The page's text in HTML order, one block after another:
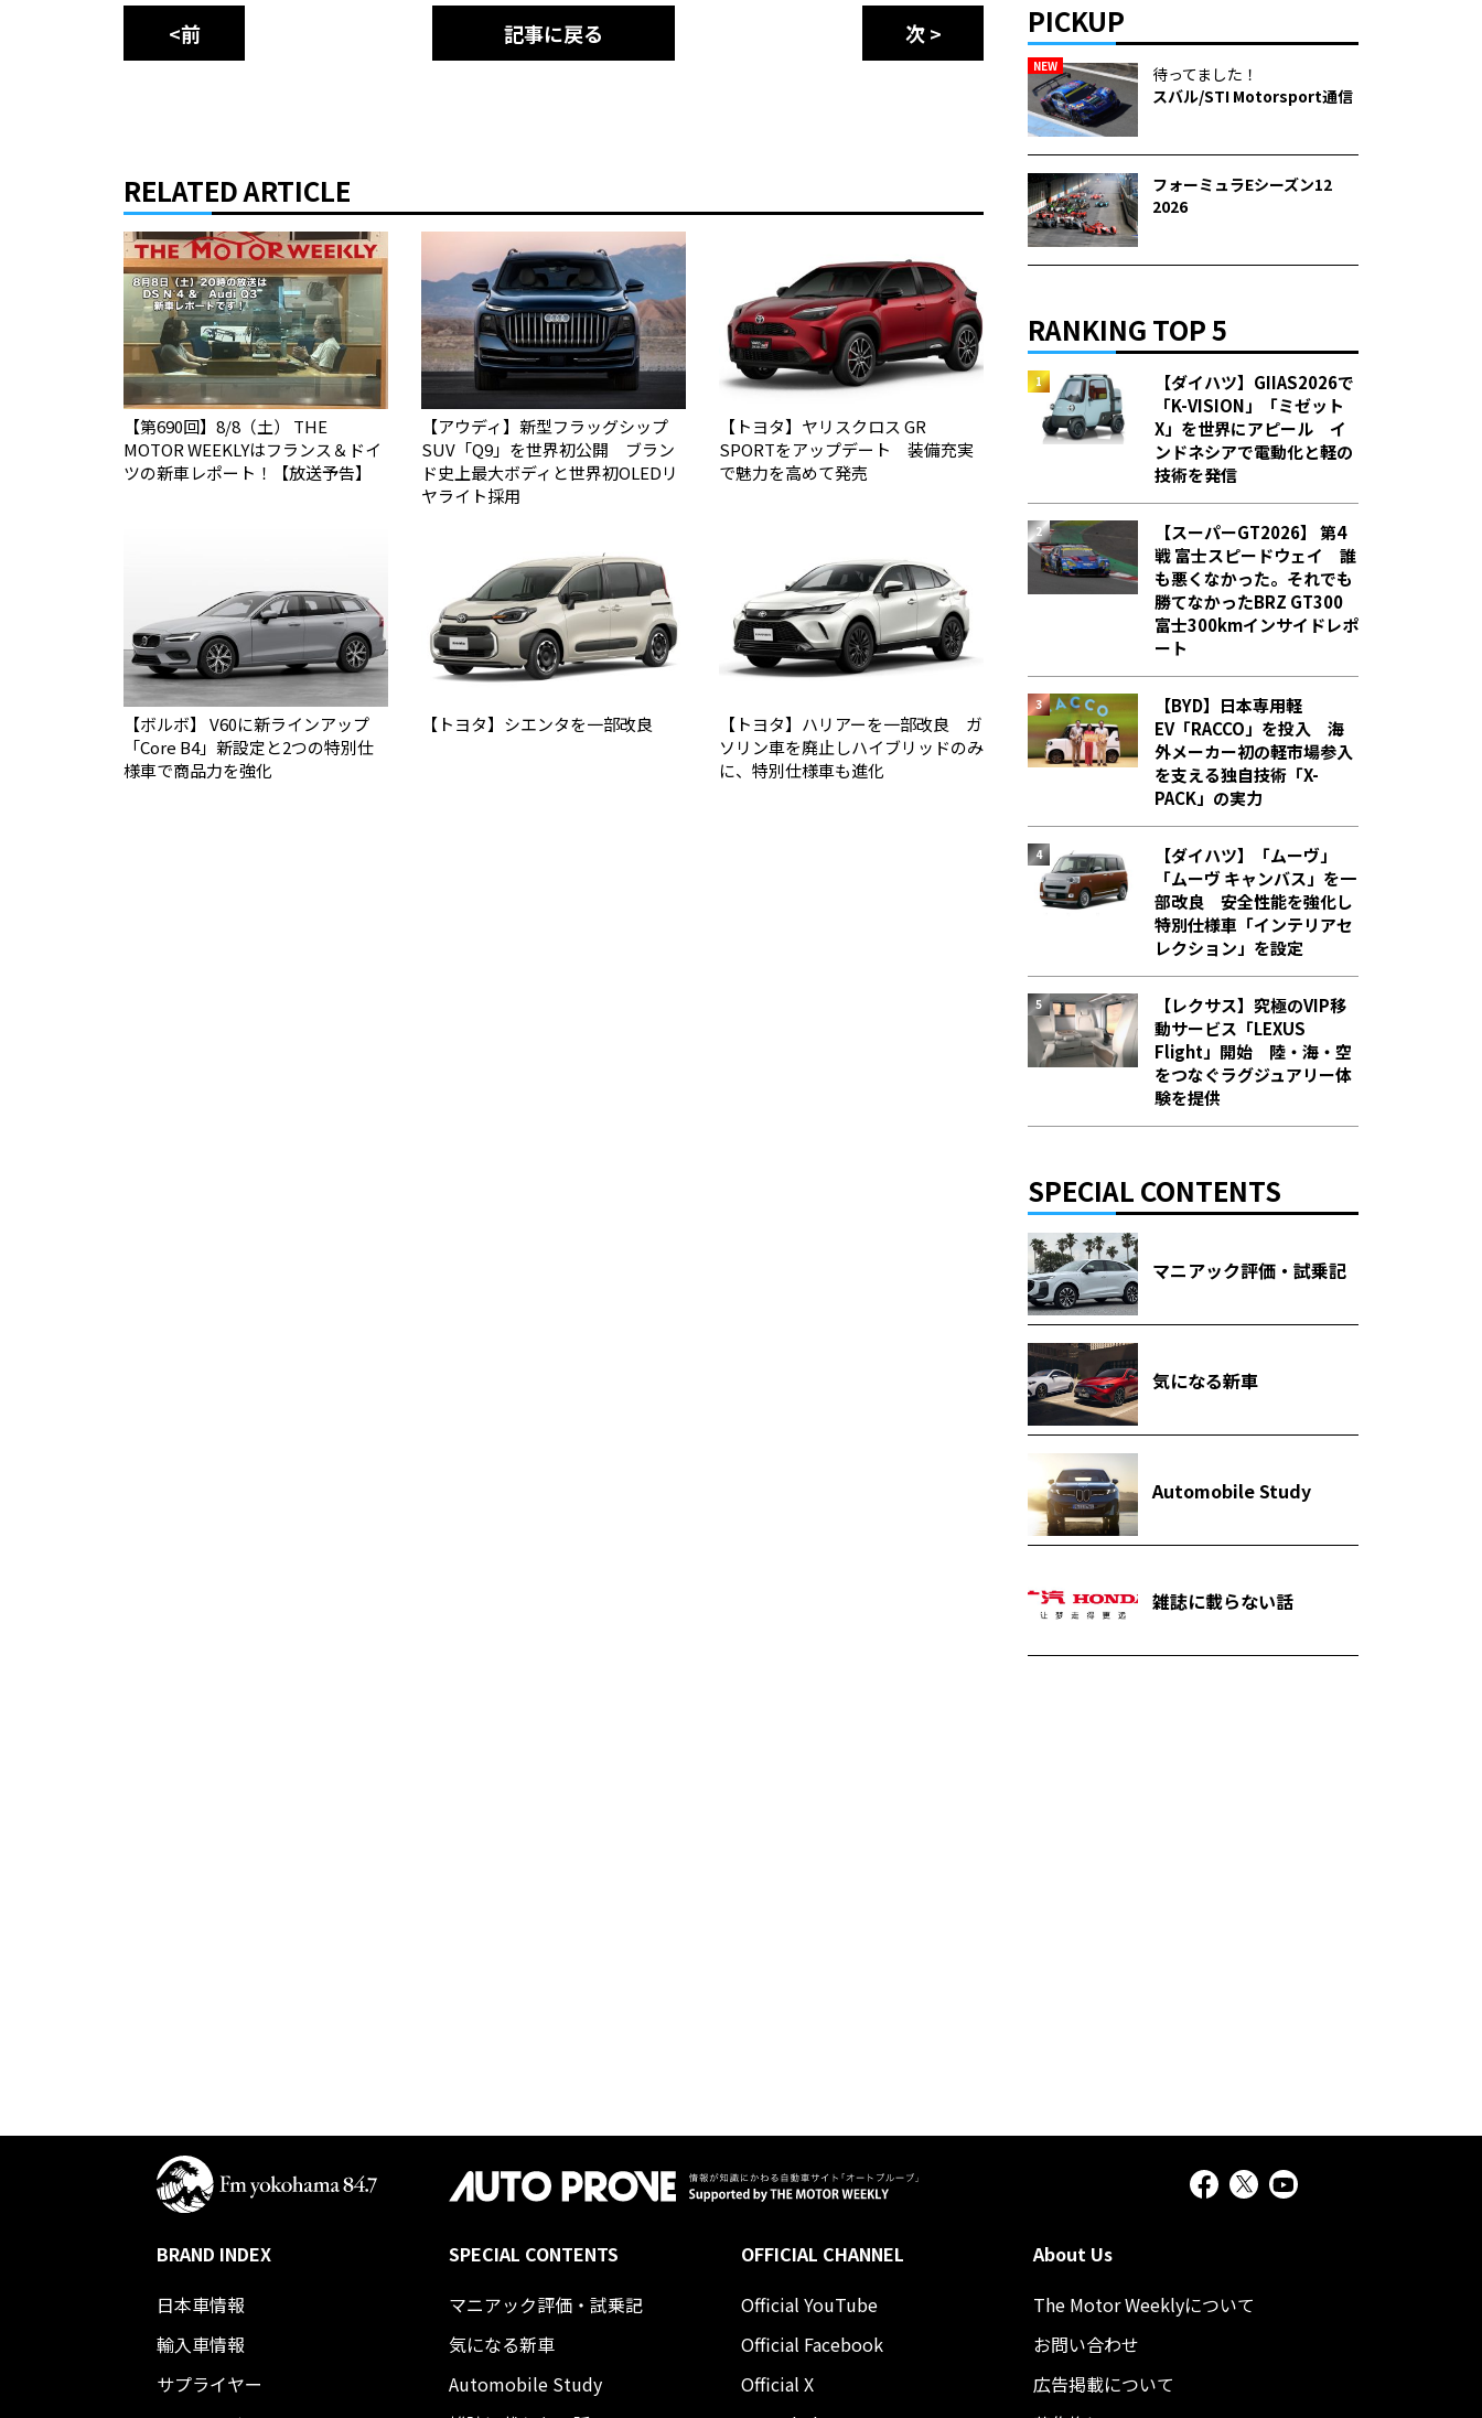
<前 記事に戻る 次 >
RELATED ARTICLE
【第690回】8/8（土） THE
MOTOR WEEKLYはフランス＆ドイ
ツの新車レポート！【放送予告】
【アウディ】新型フラッグシップ
SUV「Q9」を世界初公開 ブラン
ド史上最大ボディと世界初OLEDリ
ヤライト採用
【トヨタ】ヤリスクロス GR
SPORTをアップデート 装備充実
で魅力を高めて発売
【ボルボ】 V60に新ラインアップ
「Core B4」新設定と2つの特別仕
様車で商品力を強化
【トヨタ】シエンタを一部改良
【トヨタ】ハリアーを一部改良 ガ
ソリン車を廃止しハイブリッドのみ
に、特別仕様車も進化
PICKUP
NEW
待ってました！
スバル/STI Motorsport通信
フォーミュラEシーズン12
2026
RANKING TOP 5
【ダイハツ】GIIAS2026で
「K-VISION」「ミゼット
X」を世界にアピール イ
ンドネシアで電動化と軽の
技術を発信
【スーパーGT2026】 第4
戦 富士スピードウェイ 誰
も悪くなかった。それでも
勝てなかった――BRZ GT300
富士300kmインサイドレポ
ート
【BYD】日本専用軽
EV「RACCO」を投入 海
外メーカー初の軽市場参入
を支える独自技術「X-
PACK」の実力
【ダイハツ】「ムーヴ」
「ムーヴ キャンバス」を一
部改良 安全性能を強化し
特別仕様車「インテリアセ
レクション」を設定
【レクサス】究極のVIP移
動サービス「LEXUS
Flight」開始 陸・海・空
をつなぐラグジュアリー体
験を提供
SPECIAL CONTENTS
マニアック評価・試乗記
気になる新車
Automobile Study
雑誌に載らない話
BRAND INDEX
日本車情報​
輸入車情報
サプライヤー
SPECIAL CONTENTS
マニアック評価・試乗記
気になる新車
Automobile Study
OFFICIAL CHANNEL
Official YouTube
Official Facebook
Official X
About Us
The Motor Weeklyについて
お問い合わせ
広告掲載について